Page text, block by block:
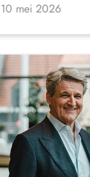
10 mei 2026